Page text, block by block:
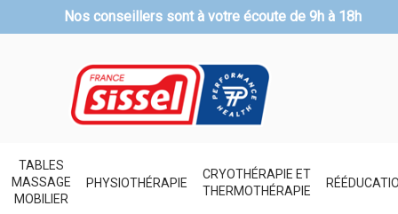
Nos conseillers sont à votre écoute de 9h à 18h
TABLES
MASSAGE
MOBILIER
PHYSIOTHÉRAPIE
CRYOTHÉRAPIE ET
THERMOTHÉRAPIE